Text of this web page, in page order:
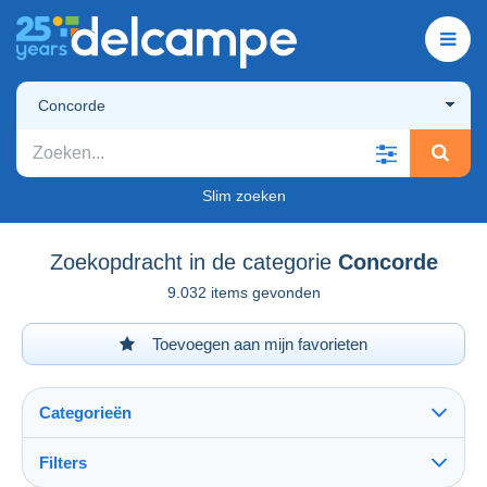
Concorde
Slim zoeken
Zoekopdracht in de categorie Concorde
9.032 items gevonden
Toevoegen aan mijn favorieten
Categorieën
Filters